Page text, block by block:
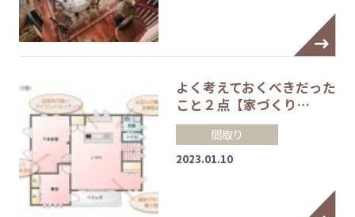
よく考えておくべきだった
こと２点【家づくり…
間取り
2023.01.10